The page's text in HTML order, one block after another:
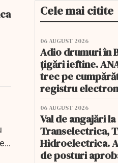
Cele mai citite
06 AUGUST 2026
Adio drumuri în
țigări ieftine.
trec pe
registru
06 AUGUST 2026
Val de angajări la
Transelectrica,
Hidroelectrica.
de posturi